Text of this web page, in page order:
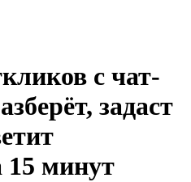
с чат-
задаст
15 минут